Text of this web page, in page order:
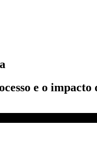
e o impacto